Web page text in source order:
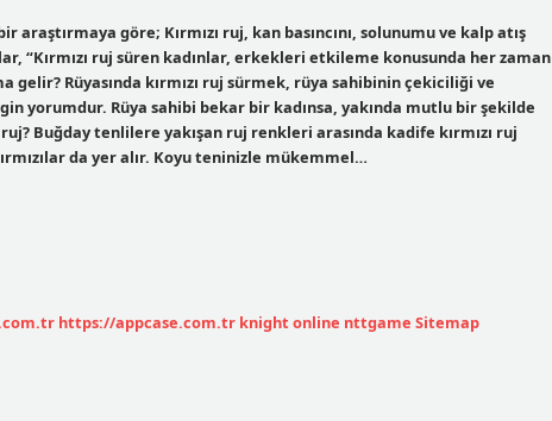
göre; Kırmızı ruj, kan basıncını, solunumu ve kalp atış
“Kırmızı ruj süren kadınlar, erkekleri etkileme konusunda her zaman
gelir? Rüyasında kırmızı ruj sürmek, rüya sahibinin çekiciliği ve
yorumdur. Rüya sahibi bekar bir kadınsa, yakında mutlu bir şekilde
Buğday tenlilere yakışan ruj renkleri arasında kadife kırmızı ruj
da yer alır. Koyu teninizle mükemmel…
https://appcase.com.tr knight online nttgame Sitemap